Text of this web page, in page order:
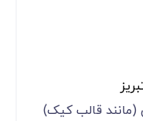
(مانند قالب کیک)